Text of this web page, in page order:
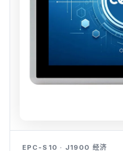
EPC-S10 · J1900 经济